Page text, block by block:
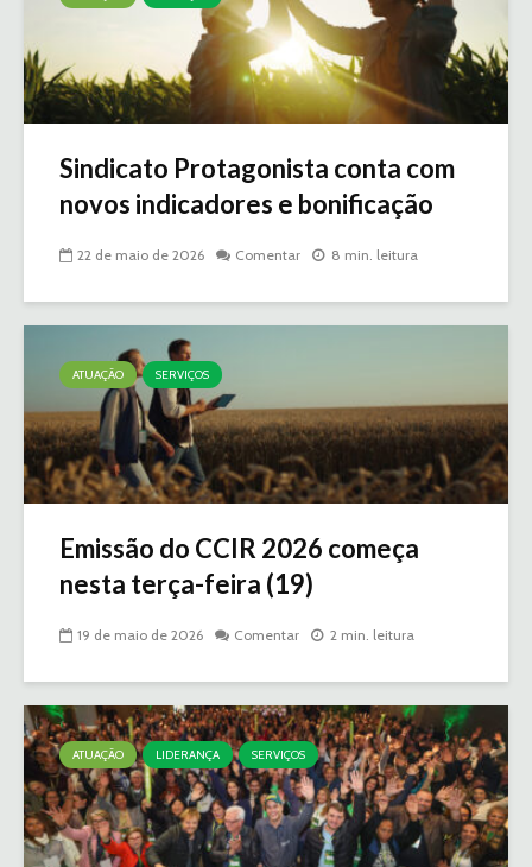
Sindicato Protagonista conta com
novos indicadores e bonificação
22 de maio de 2026 Comentar 8 min. leitura
ATUAÇÃO SERVIÇOS
Emissão do CCIR 2026 começa
nesta terça-feira (19)
19 de maio de 2026 Comentar 2 min. leitura
ATUAÇÃO LIDERANÇA SERVIÇOS